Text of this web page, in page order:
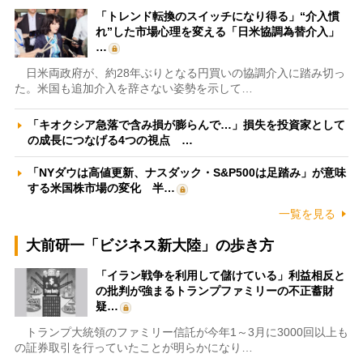
「トレンド転換のスイッチになり得る」“介入慣
れ”した市場心理を変える「日米協調為替介入」
…
日米両政府が、約28年ぶりとなる円買いの協調介入に踏み切っ
た。米国も追加介入を辞さない姿勢を示して…
「キオクシア急落で含み損が膨らんで…」損失を投資家として
の成長につなげる4つの視点 …
「NYダウは高値更新、ナスダック・S&P500は足踏み」が意味
する米国株市場の変化 半…
一覧を見る
大前研一「ビジネス新大陸」の歩き方
「イラン戦争を利用して儲けている」利益相反と
の批判が強まるトランプファミリーの不正蓄財
疑…
トランプ大統領のファミリー信託が今年1～3月に3000回以上も
の証券取引を行っていたことが明らかになり…